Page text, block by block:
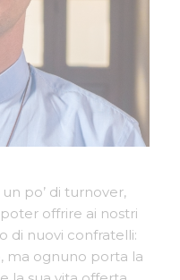
po’ di turnover,
offrire ai nostri
di nuovi confratelli:
ma ognuno porta la